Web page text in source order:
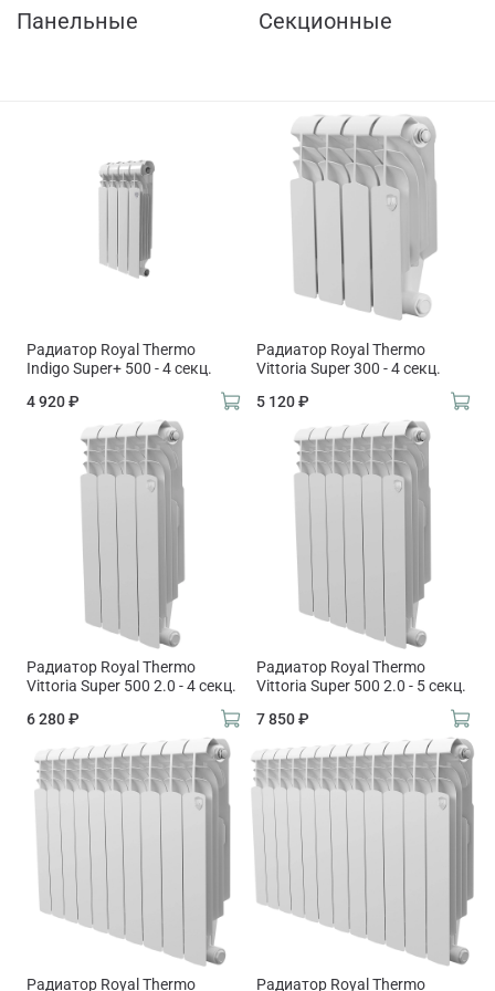
Панельные Секционные
Радиатор Royal Thermo
Indigo Super+ 500 - 4 секц.
4 920 ₽
Радиатор Royal Thermo
Vittoria Super 300 - 4 секц.
5 120 ₽
Радиатор Royal Thermo
Vittoria Super 500 2.0 - 4 секц.
6 280 ₽
Радиатор Royal Thermo
Vittoria Super 500 2.0 - 5 секц.
7 850 ₽
Радиатор Royal Thermo Радиатор Royal Thermo